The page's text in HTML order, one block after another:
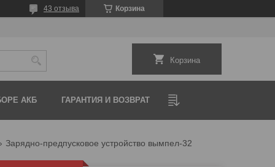
Корзина
43 отзыва
Корзина
АКБ ГАРАНТИЯ И ВОЗВРАТ
Зарядно-предпусковое устройство вымпел-32